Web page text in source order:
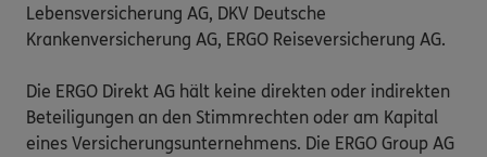
Lebensversicherung AG, DKV Deutsche
Krankenversicherung AG, ERGO Reiseversicherung AG.
Die ERGO Direkt AG hält keine direkten oder indirekten
Beteiligungen an den Stimmrechten oder am Kapital
eines Versicherungsunternehmens. Die ERGO Group AG